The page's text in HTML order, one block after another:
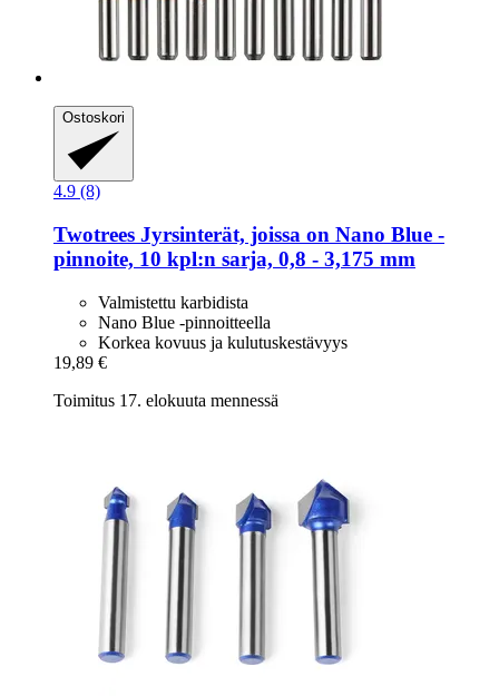
Ostoskori
4.9 (8)
Twotrees Jyrsinterät, joissa on Nano Blue -​
pinnoite, 10 kpl:n sarja, 0,8 -​ 3,175 mm
Valmistettu karbidista
Nano Blue -pinnoitteella
Korkea kovuus ja kulutuskestävyys
19,89 €
Toimitus 17. elokuuta mennessä